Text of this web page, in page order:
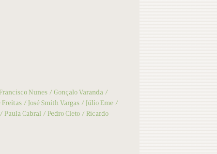
Nunes
Gonçalo Varanda
Freitas
José Smith Vargas
Júlio Eme
Paula Cabral
Pedro Cleto Ricardo